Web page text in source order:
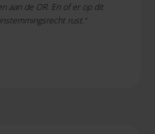
aan de OR. En of er op dit
rust.“